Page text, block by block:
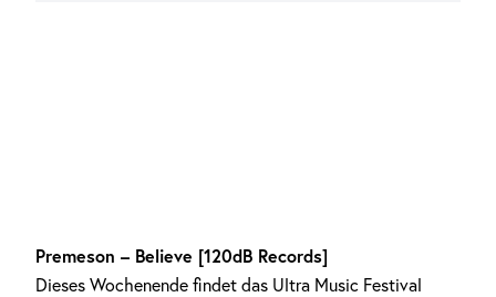
Premeson – Believe [120dB Records]
Dieses Wochenende findet das Ultra Music Festival